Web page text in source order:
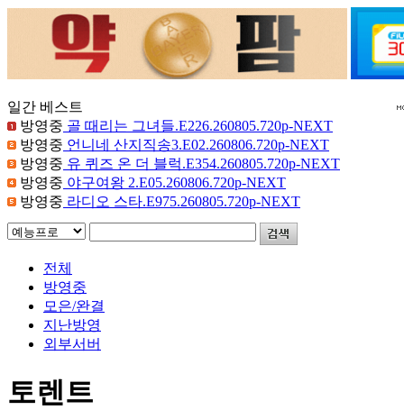
일간 베스트
방영중 골 때리는 그녀들.E226.260805.720p-NEXT
방영중 언니네 산지직송3.E02.260806.720p-NEXT
방영중 유 퀴즈 온 더 블럭.E354.260805.720p-NEXT
방영중 야구여왕 2.E05.260806.720p-NEXT
방영중 라디오 스타.E975.260805.720p-NEXT
전체
방영중
모은/완결
지난방영
외부서버
토렌트